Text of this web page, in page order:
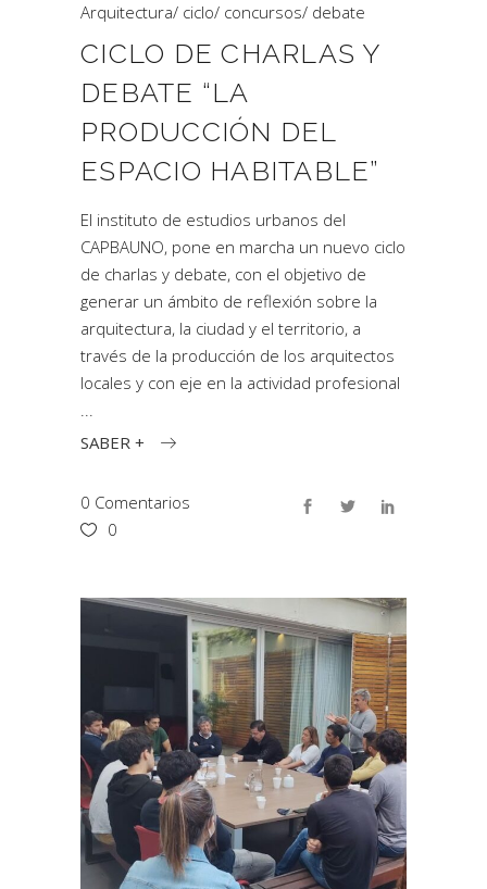
Arquitectura/ ciclo/ concursos/ debate
CICLO DE CHARLAS Y
DEBATE “LA
PRODUCCIÓN DEL
ESPACIO HABITABLE”
El instituto de estudios urbanos del
CAPBAUNO, pone en marcha un nuevo ciclo
de charlas y debate, con el objetivo de
generar un ámbito de reflexión sobre la
arquitectura, la ciudad y el territorio, a
través de la producción de los arquitectos
locales y con eje en la actividad profesional
SABER +
0 Comentarios
0